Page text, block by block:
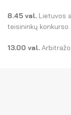
8.45 val. Lietuvos
teisininkų konkurso
13.00 val.